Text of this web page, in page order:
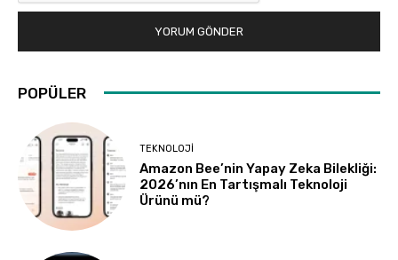
POPÜLER
TEKNOLOJI
Amazon Bee’nin Yapay Zeka Bilekliği:
2026’nın En Tartışmalı Teknoloji
Ürünü mü?